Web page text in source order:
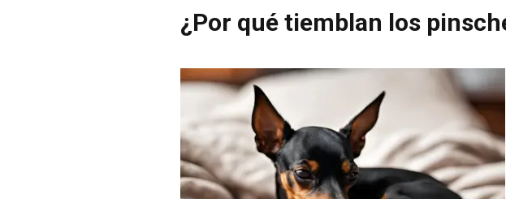
¿Por qué tiemblan los